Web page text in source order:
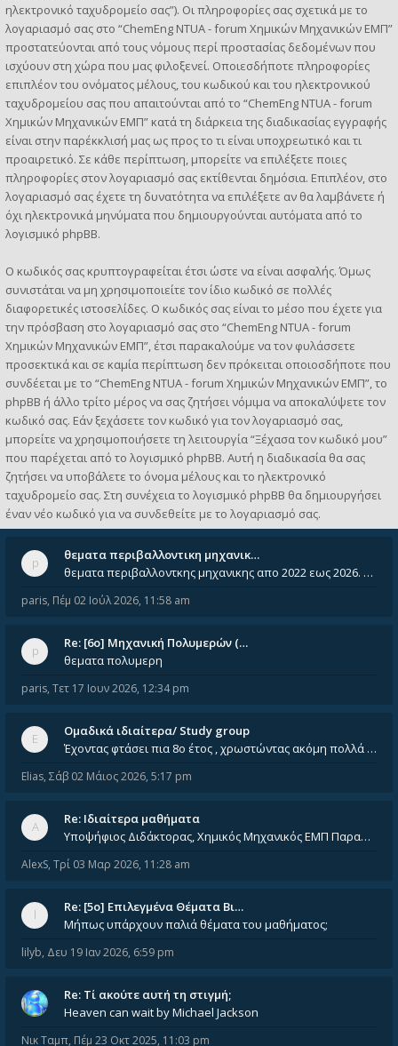
ηλεκτρονικό ταχυδρομείο σας”). Οι πληροφορίες σας σχετικά με το
λογαριασμό σας στο “ChemEng NTUA - forum Χημικών Μηχανικών ΕΜΠ”
προστατεύονται από τους νόμους περί προστασίας δεδομένων που
ισχύουν στη χώρα που μας φιλοξενεί. Οποιεσδήποτε πληροφορίες
επιπλέον του ονόματος μέλους, του κωδικού και του ηλεκτρονικού
ταχυδρομείου σας που απαιτούνται από το “ChemEng NTUA - forum
Χημικών Μηχανικών ΕΜΠ” κατά τη διάρκεια της διαδικασίας εγγραφής
είναι στην παρέκκλισή μας ως προς το τι είναι υποχρεωτικό και τι
προαιρετικό. Σε κάθε περίπτωση, μπορείτε να επιλέξετε ποιες
πληροφορίες στον λογαριασμό σας εκτίθενται δημόσια. Επιπλέον, στο
λογαριασμό σας έχετε τη δυνατότητα να επιλέξετε αν θα λαμβάνετε ή
όχι ηλεκτρονικά μηνύματα που δημιουργούνται αυτόματα από το
λογισμικό phpBB.
Ο κωδικός σας κρυπτογραφείται έτσι ώστε να είναι ασφαλής. Όμως
συνιστάται να μη χρησιμοποιείτε τον ίδιο κωδικό σε πολλές
διαφορετικές ιστοσελίδες. Ο κωδικός σας είναι το μέσο που έχετε για
την πρόσβαση στο λογαριασμό σας στο “ChemEng NTUA - forum
Χημικών Μηχανικών ΕΜΠ”, έτσι παρακαλούμε να τον φυλάσσετε
προσεκτικά και σε καμία περίπτωση δεν πρόκειται οποιοσδήποτε που
συνδέεται με το “ChemEng NTUA - forum Χημικών Μηχανικών ΕΜΠ”, το
phpBB ή άλλο τρίτο μέρος να σας ζητήσει νόμιμα να αποκαλύψετε τον
κωδικό σας. Εάν ξεχάσετε τον κωδικό για τον λογαριασμό σας,
μπορείτε να χρησιμοποιήσετε τη λειτουργία “Ξέχασα τον κωδικό μου”
που παρέχεται από το λογισμικό phpBB. Αυτή η διαδικασία θα σας
ζητήσει να υποβάλετε το όνομα μέλους και το ηλεκτρονικό
ταχυδρομείο σας. Στη συνέχεια το λογισμικό phpBB θα δημιουργήσει
έναν νέο κωδικό για να συνδεθείτε με το λογαριασμό σας.
θεματα περιβαλλοντικη μηχανικ…
θεματα περιβαλλοντκης μηχανικης απο 2022 εως 2026. Δεν ειναι μεσα του Σεπτεμβιου του 2025. Αν τα εχει καποιος ας τα ανε
paris, Πέμ 02 Ιούλ 2026, 11:58 am
Re: [6o] Mηχανική Πολυμερών (…
θεματα πολυμερη
paris, Τετ 17 Ιουν 2026, 12:34 pm
Ομαδικά ιδιαίτερα/ Study group
Έχοντας φτάσει πια 8ο έτος , χρωστώντας ακόμη πολλά και χωρίς καμία όρεξη ούτε να διαβάσω μόνος μου ούτε να παρακολουθήσ
Elias, Σάβ 02 Μάιος 2026, 5:17 pm
Re: Ιδιαίτερα μαθήματα
Υποψήφιος Διδάκτορας, Χημικός Μηχανικός ΕΜΠ Παραδίδω ιδιαίτερα μαθήματα μέσης και ανώτατης εκπαίδευσης σε θετικές και τε
AlexS, Τρί 03 Μαρ 2026, 11:28 am
Re: [5ο] Επιλεγμένα Θέματα Βι…
Μήπως υπάρχουν παλιά θέματα του μαθήματος;
lilyb, Δευ 19 Ιαν 2026, 6:59 pm
Re: Tί ακούτε αυτή τη στιγμή;
Heaven can wait by Michael Jackson
Νικ Ταμπ, Πέμ 23 Οκτ 2025, 11:03 pm